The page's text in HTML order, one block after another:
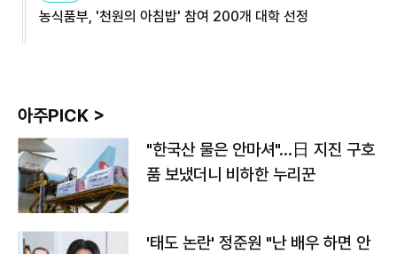
농식품부, '천원의 아침밥' 참여 200개 대학 선정
아주PICK >
"한국산 물은 안마셔"…日 지진 구호
품 보냈더니 비하한 누리꾼
'태도 논란' 정준원 "난 배우 하면 안